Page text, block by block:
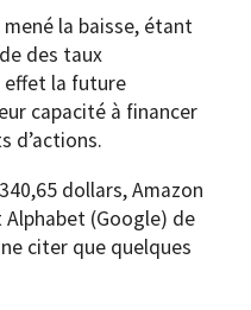
la baisse, étant
des taux
effet la future
capacité à financer
d’actions.
dollars, Amazon
Alphabet (Google) de
citer que quelques